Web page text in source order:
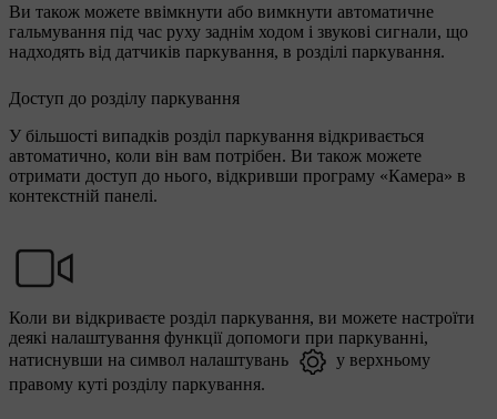
Ви також можете ввімкнути або вимкнути автоматичне
гальмування під час руху заднім ходом і звукові сигнали, що
надходять від датчиків паркування, в розділі паркування.
Доступ до розділу паркування
У більшості випадків розділ паркування відкривається
автоматично, коли він вам потрібен. Ви також можете
отримати доступ до нього, відкривши програму «Камера» в
контекстній панелі.
Коли ви відкриваєте розділ паркування, ви можете настроїти
деякі налаштування функції допомоги при паркуванні,
натиснувши на символ налаштувань
у верхньому
правому куті розділу паркування.